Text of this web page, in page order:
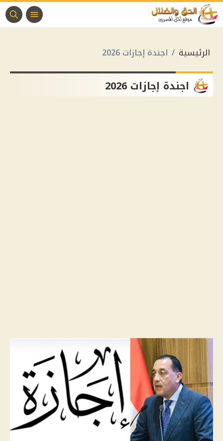
الرئيسية اجندة إجازات 2026
اجندة إجازات 2026